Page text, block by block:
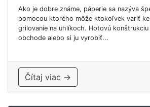
Ako je dobre známe, páperie sa nazýva
pomocou ktorého môže ktokoľvek variť
grilovanie na uhlíkoch. Hotovú
obchode alebo si ju vyrobiť...
Čítaj viac →